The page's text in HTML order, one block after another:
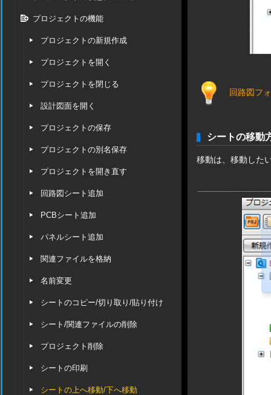
プロジェクトの機能
プロジェクトの新規作成
プロジェクトを開く
プロジェクトを閉じる
設計図面を開く
プロジェクトの保存
プロジェクトの別名保存
プロジェクトを開き直す
回路図シート追加
PCBシート追加
パネルシート追加
関連ファイルを格納
名前変更
シートのコピー/切り取り/貼り付け
シート/関連ファイルの削除
プロジェクト削除
シートの印刷
シートの上へ移動/下へ移動
回路図フ
シートの移動
移動は、移動した